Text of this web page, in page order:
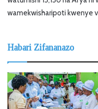
wamekwisharipoti kwenye
Habari Zifananazo